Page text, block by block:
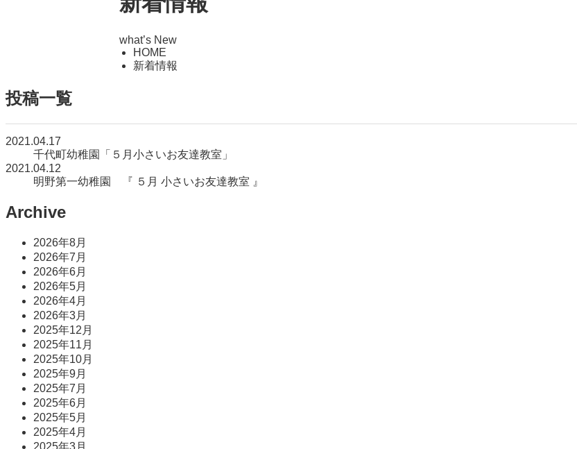
what’s New
HOME
新着情報
投稿一覧
2021.04.17
千代町幼稚園「５月小さいお友達教室」
2021.04.12
明野第一幼稚園 『 ５月 小さいお友達教室 』
Archive
2026年8月
2026年7月
2026年6月
2026年5月
2026年4月
2026年3月
2025年12月
2025年11月
2025年10月
2025年9月
2025年7月
2025年6月
2025年5月
2025年4月